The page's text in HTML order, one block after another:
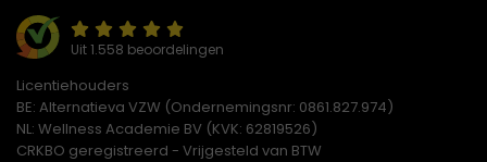
Uit 1.558 beoordelingen
Licentiehouders
BE: Alternatieva VZW (Ondernemingsnr: 0861.827.974)
NL: Wellness Academie BV (KVK: 62819526)
CRKBO geregistreerd - Vrijgesteld van BTW